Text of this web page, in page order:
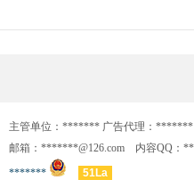
主管单位：******* 广告代理：*******
邮箱：*******@126.com 内容QQ：
*******
51La